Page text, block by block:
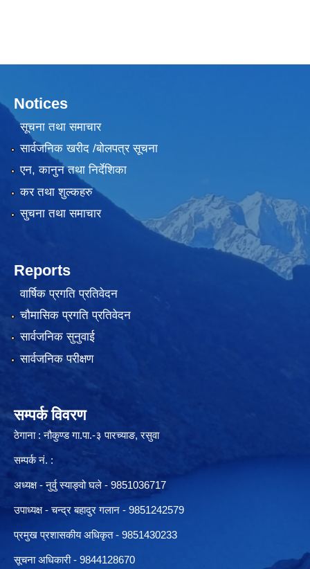
Notices
सूचना तथा समाचार
सार्वजनिक खरीद /बोलपत्र सूचना
एन, कानुन तथा निर्देशिका
कर तथा शुल्कहरु
सुचना तथा समाचार
Reports
वार्षिक प्रगति प्रतिवेदन
चौमासिक प्रगति प्रतिवेदन
सार्वजनिक सुनुवाई
सार्वजनिक परीक्षण
सम्पर्क विवरण
ठेगाना : नौकुण्ड गा.पा.-३ पारच्याङ, रसुवा
सम्पर्क नं. :
अध्यक्ष - नुर्वु स्याङ्वो घले - 9851036717
उपाध्यक्ष - चन्द्र बहादुर गलान - 9851242579
प्रमुख प्रशासकीय अधिकृत - 9851430233
सूचना अधिकारी - 9844128670